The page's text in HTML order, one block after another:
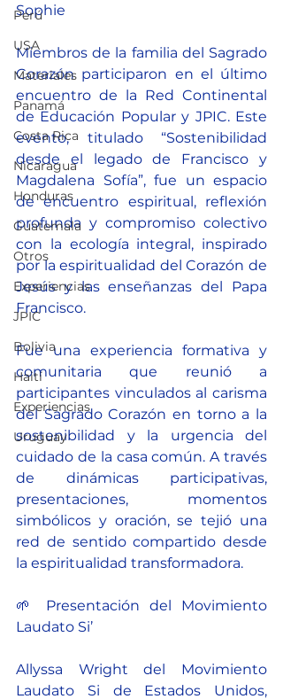
Perú
USA
Materiales
Panamá
Costa Rica
Nicaragua
Honduras
Guatemala
Otros
Experiencias
JPIC
Bolivia
Haití
Experiencias
Uruguay
Sophie
Miembros de la familia del Sagrado
Corazón participaron en el último
encuentro de la Red Continental
de Educación Popular y JPIC. Este
evento, titulado “Sostenibilidad
desde el legado de Francisco y
Magdalena Sofía”, fue un espacio
de encuentro espiritual, reflexión
profunda y compromiso colectivo
con la ecología integral, inspirado
por la espiritualidad del Corazón de
Jesús y las enseñanzas del Papa
Francisco.
Fue una experiencia formativa y
comunitaria que reunió a
participantes vinculados al carisma
del Sagrado Corazón en torno a la
sostenibilidad y la urgencia del
cuidado de la casa común. A través
de dinámicas participativas,
presentaciones, momentos
simbólicos y oración, se tejió una
red de sentido compartido desde
la espiritualidad transformadora.
🌱 Presentación del Movimiento
Laudato Si’
Allyssa Wright del Movimiento
Laudato Si de Estados Unidos,